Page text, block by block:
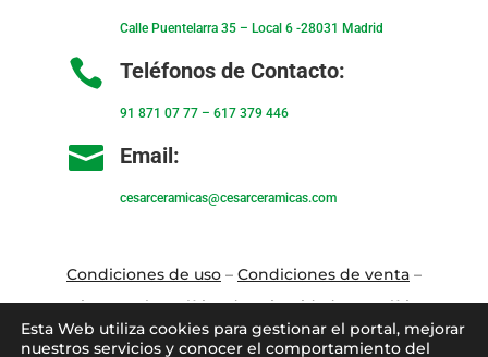
Calle Puentelarra 35 – Local 6 -28031 Madrid
 Teléfonos de Contacto:
91 871 07 77– 617 379 446
 Email:
cesarceramicas@cesarceramicas.com
Condiciones de uso– Condiciones de venta–
Aviso Legal–Política de privacidad –Política
de cookies
Esta Web utiliza cookies para gestionar el portal, mejorar
nuestros servicios y conocer el comportamiento del